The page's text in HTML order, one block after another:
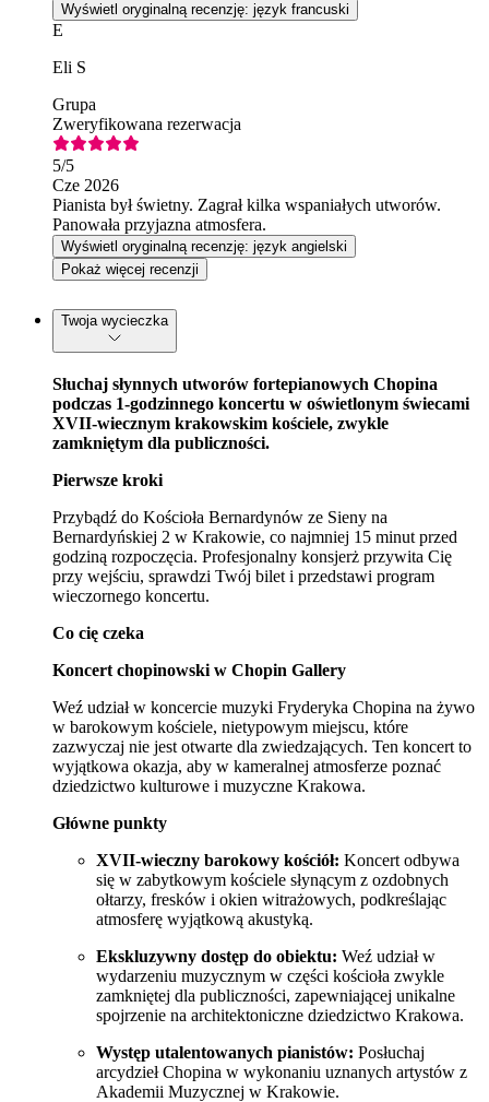
Wyświetl oryginalną recenzję: język francuski
E
Eli S
Grupa
Zweryfikowana rezerwacja
5/5
Cze 2026
Pianista był świetny. Zagrał kilka wspaniałych utworów.
Panowała przyjazna atmosfera.
Wyświetl oryginalną recenzję: język angielski
Pokaż więcej recenzji
Twoja wycieczka
Słuchaj słynnych utworów fortepianowych Chopina
podczas 1-godzinnego koncertu w oświetlonym świecami
XVII-wiecznym krakowskim kościele, zwykle
zamkniętym dla publiczności.
Pierwsze kroki
Przybądź do Kościoła Bernardynów ze Sieny na
Bernardyńskiej 2 w Krakowie, co najmniej 15 minut przed
godziną rozpoczęcia. Profesjonalny konsjerż przywita Cię
przy wejściu, sprawdzi Twój bilet i przedstawi program
wieczornego koncertu.
Co cię czeka
Koncert chopinowski w Chopin Gallery
Weź udział w koncercie muzyki Fryderyka Chopina na żywo
w barokowym kościele, nietypowym miejscu, które
zazwyczaj nie jest otwarte dla zwiedzających. Ten koncert to
wyjątkowa okazja, aby w kameralnej atmosferze poznać
dziedzictwo kulturowe i muzyczne Krakowa.
Główne punkty
XVII-wieczny barokowy kościół: Koncert odbywa
się w zabytkowym kościele słynącym z ozdobnych
ołtarzy, fresków i okien witrażowych, podkreślając
atmosferę wyjątkową akustyką.
Ekskluzywny dostęp do obiektu: Weź udział w
wydarzeniu muzycznym w części kościoła zwykle
zamkniętej dla publiczności, zapewniającej unikalne
spojrzenie na architektoniczne dziedzictwo Krakowa.
Występ utalentowanych pianistów: Posłuchaj
arcydzieł Chopina w wykonaniu uznanych artystów z
Akademii Muzycznej w Krakowie.